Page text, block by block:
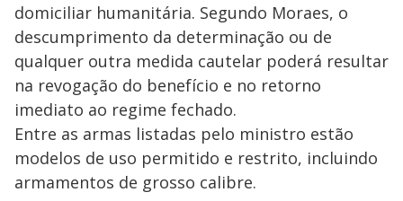
domiciliar humanitária. Segundo Moraes, o
descumprimento da determinação ou de
qualquer outra medida cautelar poderá resultar
na revogação do benefício e no retorno
imediato ao regime fechado.
Entre as armas listadas pelo ministro estão
modelos de uso permitido e restrito, incluindo
armamentos de grosso calibre.